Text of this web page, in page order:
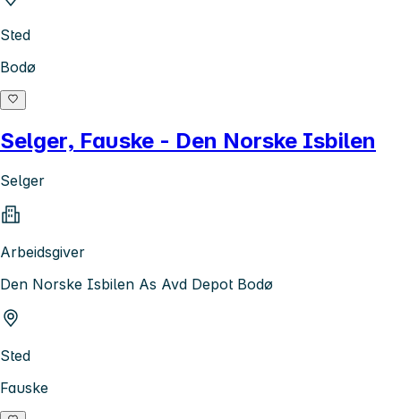
Sted
Bodø
Selger, Fauske - Den Norske Isbilen
Selger
Arbeidsgiver
Den Norske Isbilen As Avd Depot Bodø
Sted
Fauske